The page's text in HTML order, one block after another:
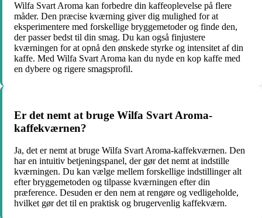
Wilfa Svart Aroma kan forbedre din kaffeoplevelse på flere
måder. Den præcise kværning giver dig mulighed for at
eksperimentere med forskellige bryggemetoder og finde den,
der passer bedst til din smag. Du kan også finjustere
kværningen for at opnå den ønskede styrke og intensitet af din
kaffe. Med Wilfa Svart Aroma kan du nyde en kop kaffe med
en dybere og rigere smagsprofil.
Er det nemt at bruge Wilfa Svart Aroma-
kaffekværnen?
Ja, det er nemt at bruge Wilfa Svart Aroma-kaffekværnen. Den
har en intuitiv betjeningspanel, der gør det nemt at indstille
kværningen. Du kan vælge mellem forskellige indstillinger alt
efter bryggemetoden og tilpasse kværningen efter din
præference. Desuden er den nem at rengøre og vedligeholde,
hvilket gør det til en praktisk og brugervenlig kaffekværn.